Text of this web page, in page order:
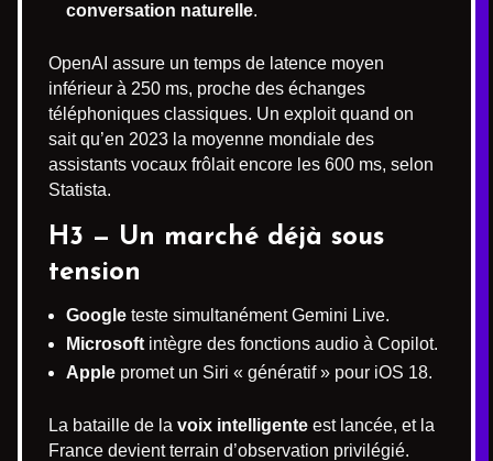
conversation naturelle.
OpenAI assure un temps de latence moyen
inférieur à 250 ms, proche des échanges
téléphoniques classiques. Un exploit quand on
sait qu’en 2023 la moyenne mondiale des
assistants vocaux frôlait encore les 600 ms, selon
Statista.
H3 — Un marché déjà sous
tension
Google teste simultanément Gemini Live.
Microsoft intègre des fonctions audio à Copilot.
Apple promet un Siri « génératif » pour iOS 18.
La bataille de la voix intelligente est lancée, et la
France devient terrain d’observation privilégié.